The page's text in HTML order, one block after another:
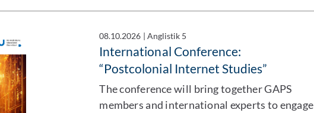
08.10.2026 | Anglistik 5
International Conference:
“Postcolonial Internet Studies”
The conference will bring together GAPS
members and international experts to engage